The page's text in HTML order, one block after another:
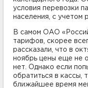
условия перевозки
населения, с учетом
В самом ОАО
тарифов, скорее
рассказали, что в
ноябрь цены еще не
нет. Однако если
обратиться в кассы,
ближайшее время